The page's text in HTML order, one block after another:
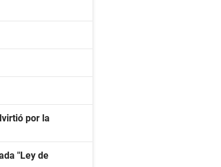
por la
"Ley de